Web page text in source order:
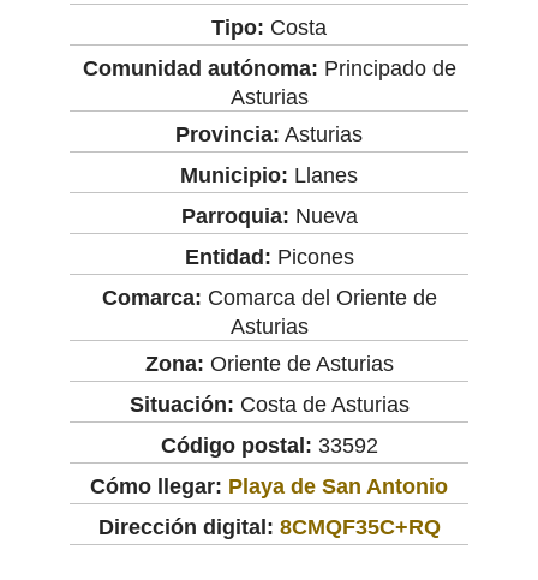
Tipo: Costa
Comunidad autónoma: Principado de
Asturias
Provincia: Asturias
Municipio: Llanes
Parroquia: Nueva
Entidad: Picones
Comarca: Comarca del Oriente de
Asturias
Zona: Oriente de Asturias
Situación: Costa de Asturias
Código postal: 33592
Cómo llegar: Playa de San Antonio
Dirección digital: 8CMQF35C+RQ